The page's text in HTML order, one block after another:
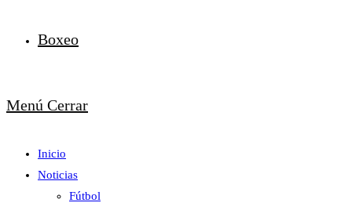
Boxeo
Menú Cerrar
Inicio
Noticias
Fútbol